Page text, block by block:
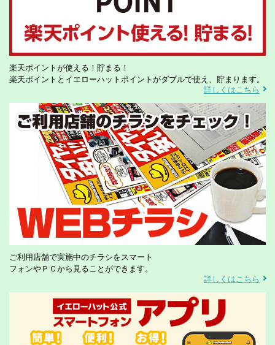
楽天ポイントが使える！貯まる！
楽天ポイントとイエローハットポイントがダブルで使え、貯まります。
詳しくはこちら
ご利用店舗で実施中のチラシをスマート
フォンやＰＣから見ることができます。
詳しくはこちら